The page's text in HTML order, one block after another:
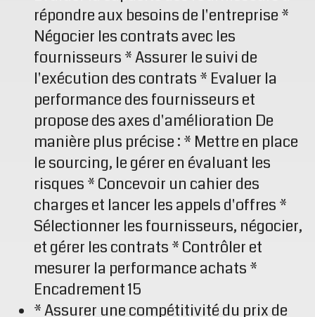
répondre aux besoins de l'entreprise *
Négocier les contrats avec les
fournisseurs * Assurer le suivi de
l'exécution des contrats * Evaluer la
performance des fournisseurs et
propose des axes d'amélioration De
manière plus précise : * Mettre en place
le sourcing, le gérer en évaluant les
risques * Concevoir un cahier des
charges et lancer les appels d'offres *
Sélectionner les fournisseurs, négocier,
et gérer les contrats * Contrôler et
mesurer la performance achats *
Encadrement 15
* Assurer une compétitivité du prix de